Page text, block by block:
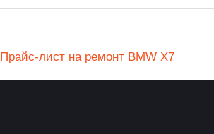
Прайс-лист на ремонт BMW X7